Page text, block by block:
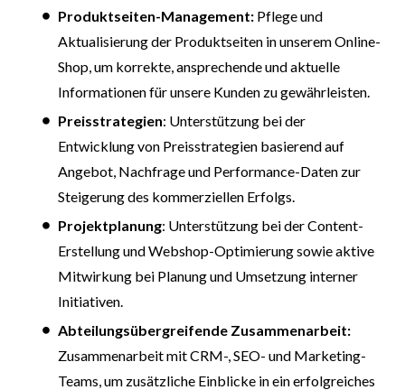
Produktseiten-Management: Pflege und
Aktualisierung der Produktseiten in unserem Online-
Shop, um korrekte, ansprechende und aktuelle
Informationen für unsere Kunden zu gewährleisten.
Preisstrategien: Unterstützung bei der
Entwicklung von Preisstrategien basierend auf
Angebot, Nachfrage und Performance-Daten zur
Steigerung des kommerziellen Erfolgs.
Projektplanung: Unterstützung bei der Content-
Erstellung und Webshop-Optimierung sowie aktive
Mitwirkung bei Planung und Umsetzung interner
Initiativen.
Abteilungsübergreifende Zusammenarbeit:
Zusammenarbeit mit CRM-, SEO- und Marketing-
Teams, um zusätzliche Einblicke in ein erfolgreiches